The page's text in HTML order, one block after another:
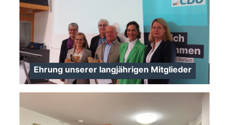
> Ehrung unserer langjährigen Mitglieder